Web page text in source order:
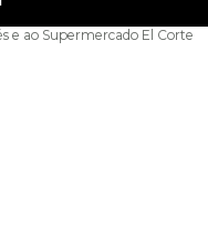
e ao Supermercado El Corte